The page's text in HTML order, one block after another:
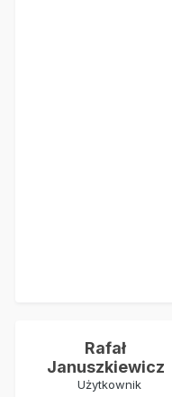
Rafał
Januszkiewicz
Użytkownik